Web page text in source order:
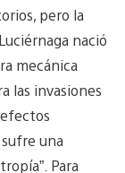
pero la
nació
mecánica
las invasiones
una
Para